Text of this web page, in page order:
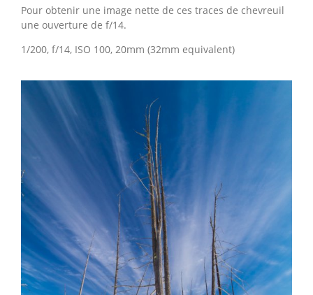
Pour obtenir une image nette de ces traces de chevreuil
une ouverture de f/14.
1/200, f/14, ISO 100, 20mm (32mm equivalent)